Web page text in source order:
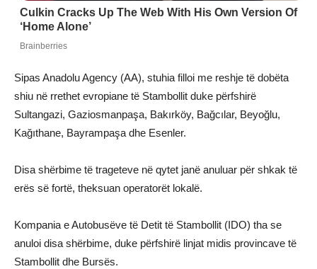
Sipas Anadolu Agency (AA), stuhia filloi me reshje të dobëta
shiu në rrethet evropiane të Stambollit duke përfshirë
Sultangazi, Gaziosmanpaşa, Bakırköy, Bağcılar, Beyoğlu,
Kağıthane, Bayrampaşa dhe Esenler.
Disa shërbime të trageteve në qytet janë anuluar për shkak të
erës së fortë, theksuan operatorët lokalë.
Kompania e Autobusëve të Detit të Stambollit (IDO) tha se
anuloi disa shërbime, duke përfshirë linjat midis provincave të
Stambollit dhe Bursës.